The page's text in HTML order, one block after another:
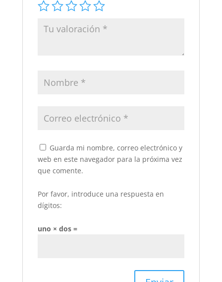
Guarda mi nombre, correo electrónico y
web en este navegador para la próxima vez
que comente.
Por favor, introduce una respuesta en
dígitos:
uno × dos =